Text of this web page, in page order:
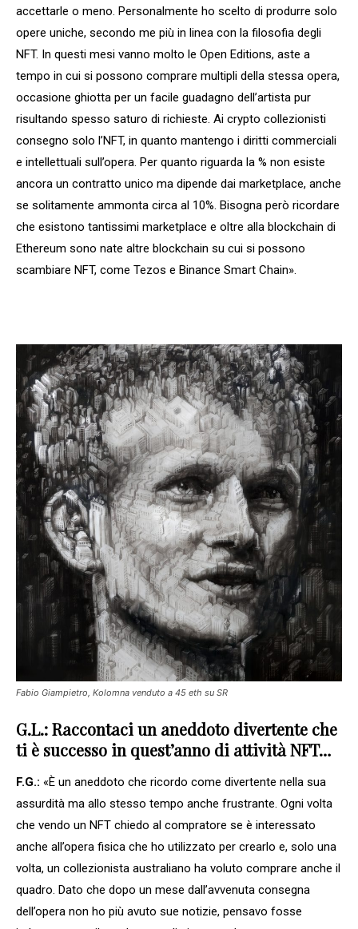
accettarle o meno. Personalmente ho scelto di produrre solo
opere uniche, secondo me più in linea con la filosofia degli
NFT. In questi mesi vanno molto le Open Editions, aste a
tempo in cui si possono comprare multipli della stessa opera,
occasione ghiotta per un facile guadagno dell’artista pur
risultando spesso saturo di richieste. Ai crypto collezionisti
consegno solo l’NFT, in quanto mantengo i diritti commerciali
e intellettuali sull’opera. Per quanto riguarda la % non esiste
ancora un contratto unico ma dipende dai marketplace, anche
se solitamente ammonta circa al 10%. Bisogna però ricordare
che esistono tantissimi marketplace e oltre alla blockchain di
Ethereum sono nate altre blockchain su cui si possono
scambiare NFT, come Tezos e Binance Smart Chain».
Fabio Giampietro, Kolomna venduto a 45 eth su SR
G.L.: Raccontaci un aneddoto divertente che
ti è successo in quest’anno di attività NFT…
F.G.: «È un aneddoto che ricordo come divertente nella sua
assurdità ma allo stesso tempo anche frustrante. Ogni volta
che vendo un NFT chiedo al compratore se è interessato
anche all’opera fisica che ho utilizzato per crearlo e, solo una
volta, un collezionista australiano ha voluto comprare anche il
quadro. Dato che dopo un mese dall’avvenuta consegna
dell’opera non ho più avuto sue notizie, pensavo fosse